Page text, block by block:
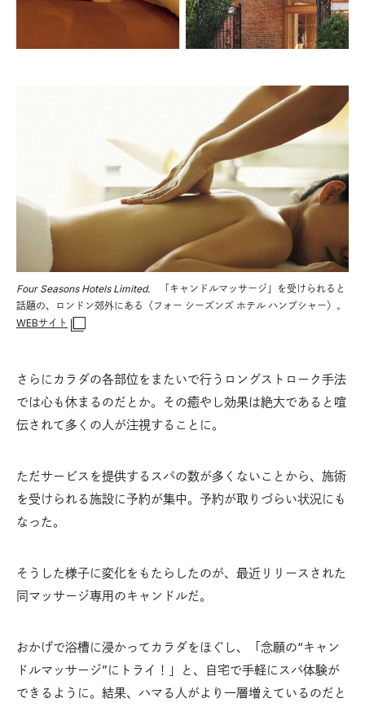
Four Seasons Hotels Limited. 「キャンドルマッサージ」を受けられると
話題の、ロンドン郊外にある〈フォー シーズンズ ホテル ハンプシャー〉。
WEBサイト
さらにカラダの各部位をまたいで行うロングストローク手法
では心も休まるのだとか。その癒やし効果は絶大であると喧
伝されて多くの人が注視することに。
ただサービスを提供するスパの数が多くないことから、施術
を受けられる施設に予約が集中。予約が取りづらい状況にも
なった。
そうした様子に変化をもたらしたのが、最近リリースされた
同マッサージ専用のキャンドルだ。
おかげで浴槽に浸かってカラダをほぐし、「念願の“キャン
ドルマッサージ”にトライ！」と、自宅で手軽にスパ体験が
できるように。結果、ハマる人がより一層増えているのだと